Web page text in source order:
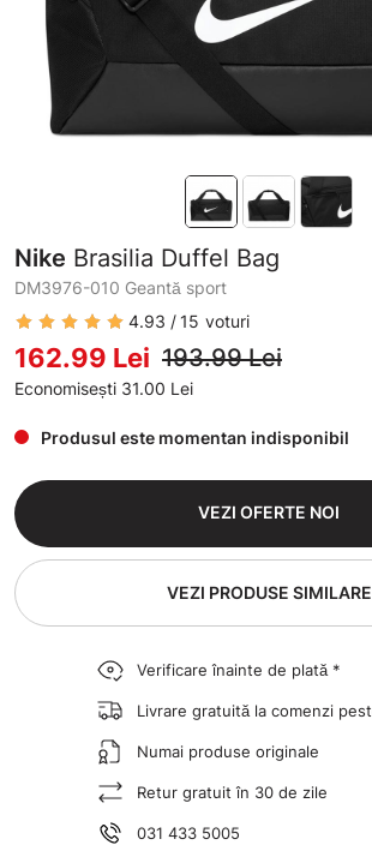
Nike Brasilia Duffel Bag
DM3976-010 Geantă sport
4.93
15 voturi
162.99 Lei 193.99 Lei
Economisești 31.00 Lei
Produsul este momentan indisponibil
VEZI OFERTE NOI
VEZI PRODUSE SIMILARE
Verificare înainte de plată *
Livrare gratuită la comenzi
Numai produse originale
Retur gratuit în 30 de zile
031 433 5005